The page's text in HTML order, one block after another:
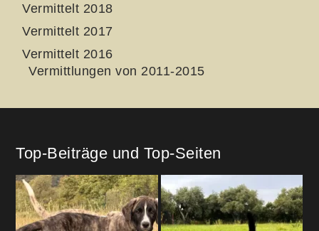
Vermittelt 2018
Vermittelt 2017
Vermittelt 2016
Vermittlungen von 2011-2015
Top-Beiträge und Top-Seiten